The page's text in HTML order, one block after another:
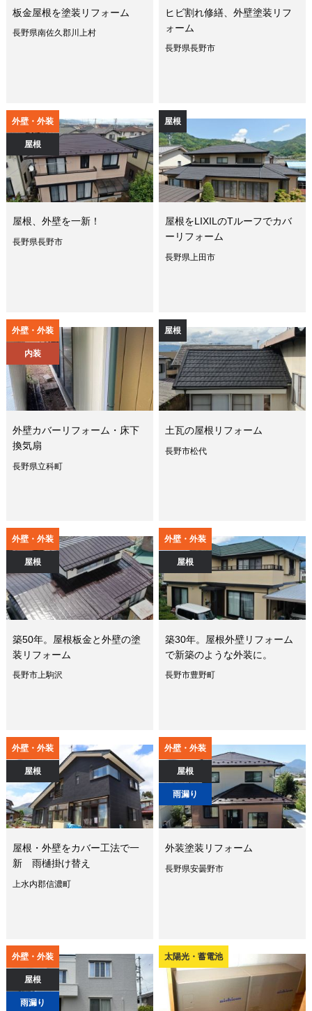
板金屋根を塗装リフォーム
長野県南佐久郡川上村
ヒビ割れ修繕、外壁塗装リフ
ォーム
長野県長野市
外壁・外装
屋根
屋根、外壁を一新！
長野県長野市
屋根
屋根をLIXILのTルーフでカバ
ーリフォーム
長野県上田市
外壁・外装
内装
外壁カバーリフォーム・床下
換気扇
長野県立科町
屋根
土瓦の屋根リフォーム
長野市松代
外壁・外装
屋根
築50年。屋根板金と外壁の塗
装リフォーム
長野市上駒沢
外壁・外装
屋根
築30年。屋根外壁リフォーム
で新築のような外装に。
長野市豊野町
外壁・外装
屋根
屋根・外壁をカバー工法で一
新 雨樋掛け替え
上水内郡信濃町
外壁・外装
屋根
雨漏り
外装塗装リフォーム
長野県安曇野市
外壁・外装
屋根
雨漏り
太陽光・蓄電池